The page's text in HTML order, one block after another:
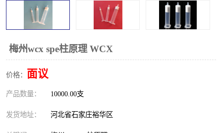
梅州wcx spe柱原理 WCX
价格： 面议
产品数量： 10000.00支
发货地址： 河北省石家庄裕华区